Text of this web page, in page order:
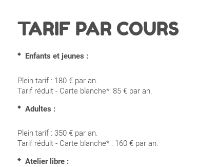
TARIF PAR COURS
Enfants et jeunes :
Plein tarif : 180 € par an.
Tarif réduit - Carte blanche*: 85 € par an.
Adultes :
Plein tarif : 350 € par an.
Tarif réduit - Carte blanche* : 160 € par an.
Atelier libre :